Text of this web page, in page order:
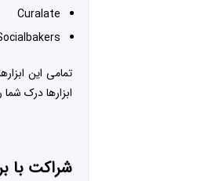
Curalate
تمامی این
ابزارها درک
شراکت با